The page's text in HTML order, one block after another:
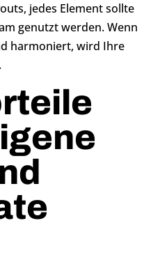
jedes Element sollte
genutzt werden. Wenn
harmoniert, wird Ihre